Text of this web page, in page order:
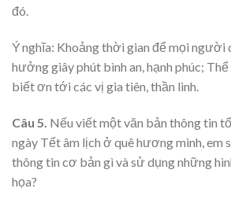
đó.
Ý nghĩa: Khoảng thời gian để mọi người
hưởng giây phút bình an, hạnh phúc;
biết ơn tới các vị gia tiên, thần linh.
Câu 5. Nếu viết một văn bản thông tin
ngày Tết âm lịch ở quê hương mình, em
thông tin cơ bản gì và sử dụng những
họa?